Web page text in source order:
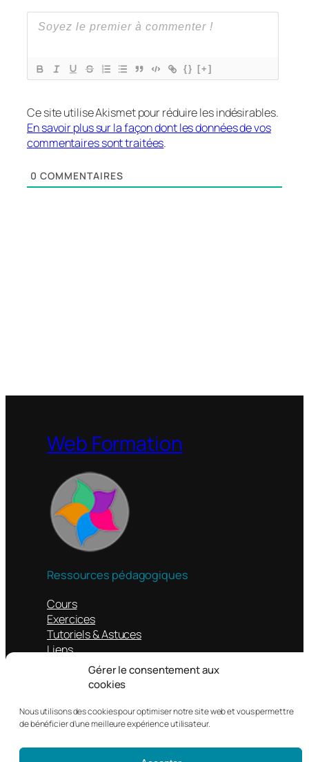
Gérer le consentement aux
cookies
Nous utilisons des cookies pour optimiser notre site web et vous permettre
de bénéficier d'une meilleure expérience utilisateur.
{} [+]
Ce site utilise Akismet pour réduire les indésirables.
En savoir plus sur la façon dont les données de vos
commentaires sont traitées.
0 COMMENTAIRES
Web Formation
Ressources pédagogiques
Cours
Exercices
Tutoriels & Astuces
Liens
Contacts
Mentions légales